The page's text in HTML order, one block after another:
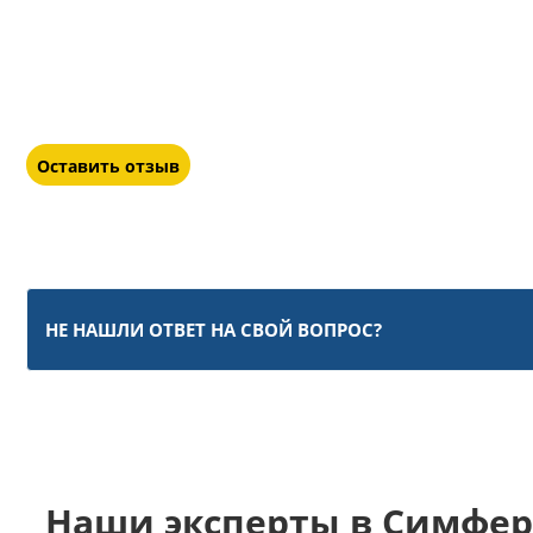
Оставить отзыв
НЕ НАШЛИ ОТВЕТ НА СВОЙ ВОПРОС?
Наши эксперты в